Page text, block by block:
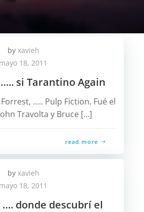
by xavieh
mayo 18, 2011
si Tarantino Again
….. Pulp Fiction. Fué el
Travolta y Bruce […]
read more
by xavieh
mayo 18, 2011
…. donde descubrí el